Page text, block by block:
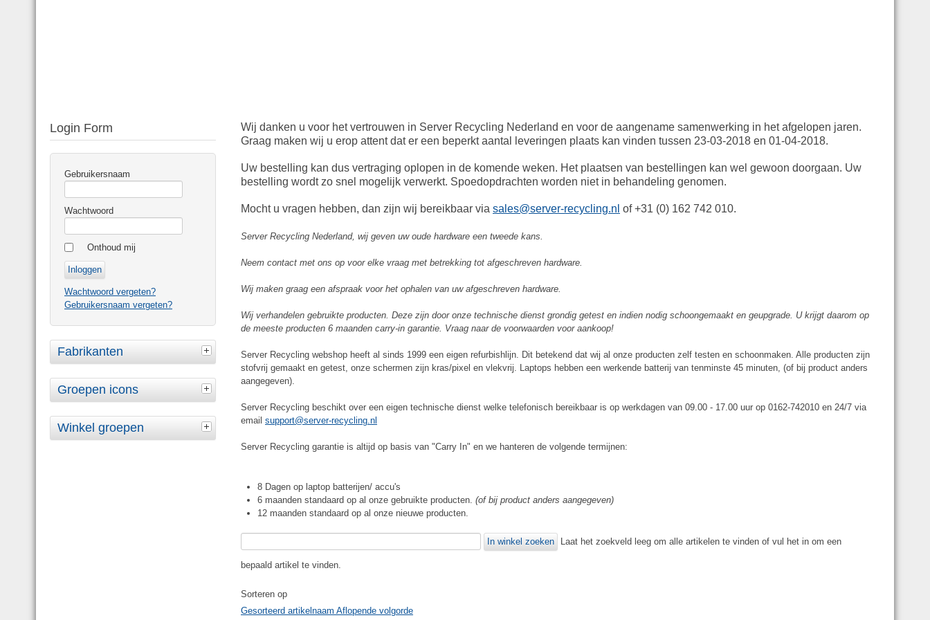
Login Form
Gebruikersnaam
Wachtwoord
Onthoud mij
Wachtwoord vergeten?
Gebruikersnaam vergeten?
Fabrikanten
Groepen icons
Winkel groepen
Wij danken u voor het vertrouwen in Server Recycling Nederland en voor de aangename samenwerking in het afgelopen jaren.
Graag maken wij u erop attent dat er een beperkt aantal leveringen plaats kan vinden tussen 23-03-2018 en 01-04-2018.
Uw bestelling kan dus vertraging oplopen in de komende weken. Het plaatsen van bestellingen kan wel gewoon doorgaan. Uw
bestelling wordt zo snel mogelijk verwerkt. Spoedopdrachten worden niet in behandeling genomen.
Mocht u vragen hebben, dan zijn wij bereikbaar via sales@server-recycling.nl of +31 (0) 162 742 010.
Server Recycling Nederland, wij geven uw oude hardware een tweede kans.
Neem contact met ons op voor elke vraag met betrekking tot afgeschreven hardware.
Wij maken graag een afspraak voor het ophalen van uw afgeschreven hardware.
Wij verhandelen gebruikte producten. Deze zijn door onze technische dienst grondig getest en indien nodig schoongemaakt en geupgrade. U krijgt daarom op
de meeste producten 6 maanden carry-in garantie. Vraag naar de voorwaarden voor aankoop!
Server Recycling webshop heeft al sinds 1999 een eigen refurbishlijn. Dit betekend dat wij al onze producten zelf testen en schoonmaken. Alle producten zijn
stofvrij gemaakt en getest, onze schermen zijn kras/pixel en vlekvrij. Laptops hebben een werkende batterij van tenminste 45 minuten, (of bij product anders
aangegeven).
Server Recycling beschikt over een eigen technische dienst welke telefonisch bereikbaar is op werkdagen van 09.00 - 17.00 uur op 0162-742010 en 24/7 via
email support@server-recycling.nl
Server Recycling garantie is altijd op basis van "Carry In" en we hanteren de volgende termijnen:
8 Dagen op laptop batterijen/ accu's
6 maanden standaard op al onze gebruikte producten. (of bij product anders aangegeven)
12 maanden standaard op al onze nieuwe producten.
Laat het zoekveld leeg om alle artikelen te vinden of vul het in om een
bepaald artikel te vinden.
Sorteren op
Gesorteerd artikelnaam Aflopende volgorde